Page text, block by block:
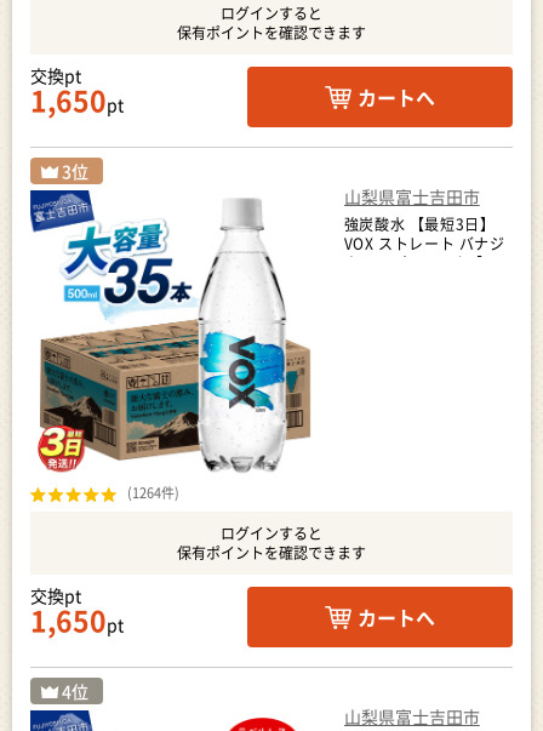
ログインすると
保有ポイントを確認できます
交換pt
1,650pt カートへ
(1264件)
山梨県富士吉田市
強炭酸水 【最短3日】
VOX ストレート バナジ
ウム 35本 500ml 【富
ログインすると
保有ポイントを確認できます
交換pt
1,650pt カートへ
山梨県富士吉田市